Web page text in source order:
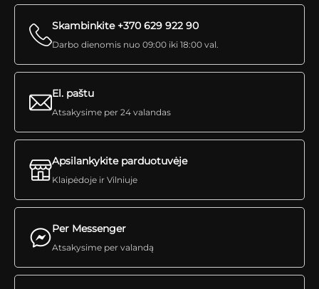
Skambinkite +370 629 922 90
Darbo dienomis nuo 09:00 iki 18:00 val.
Per Messenger
Atsakysime per valandą
El. paštu
Atsakysime per 24 valandas
Apsilankykite parduotuvėje
Klaipėdoje ir Vilniuje